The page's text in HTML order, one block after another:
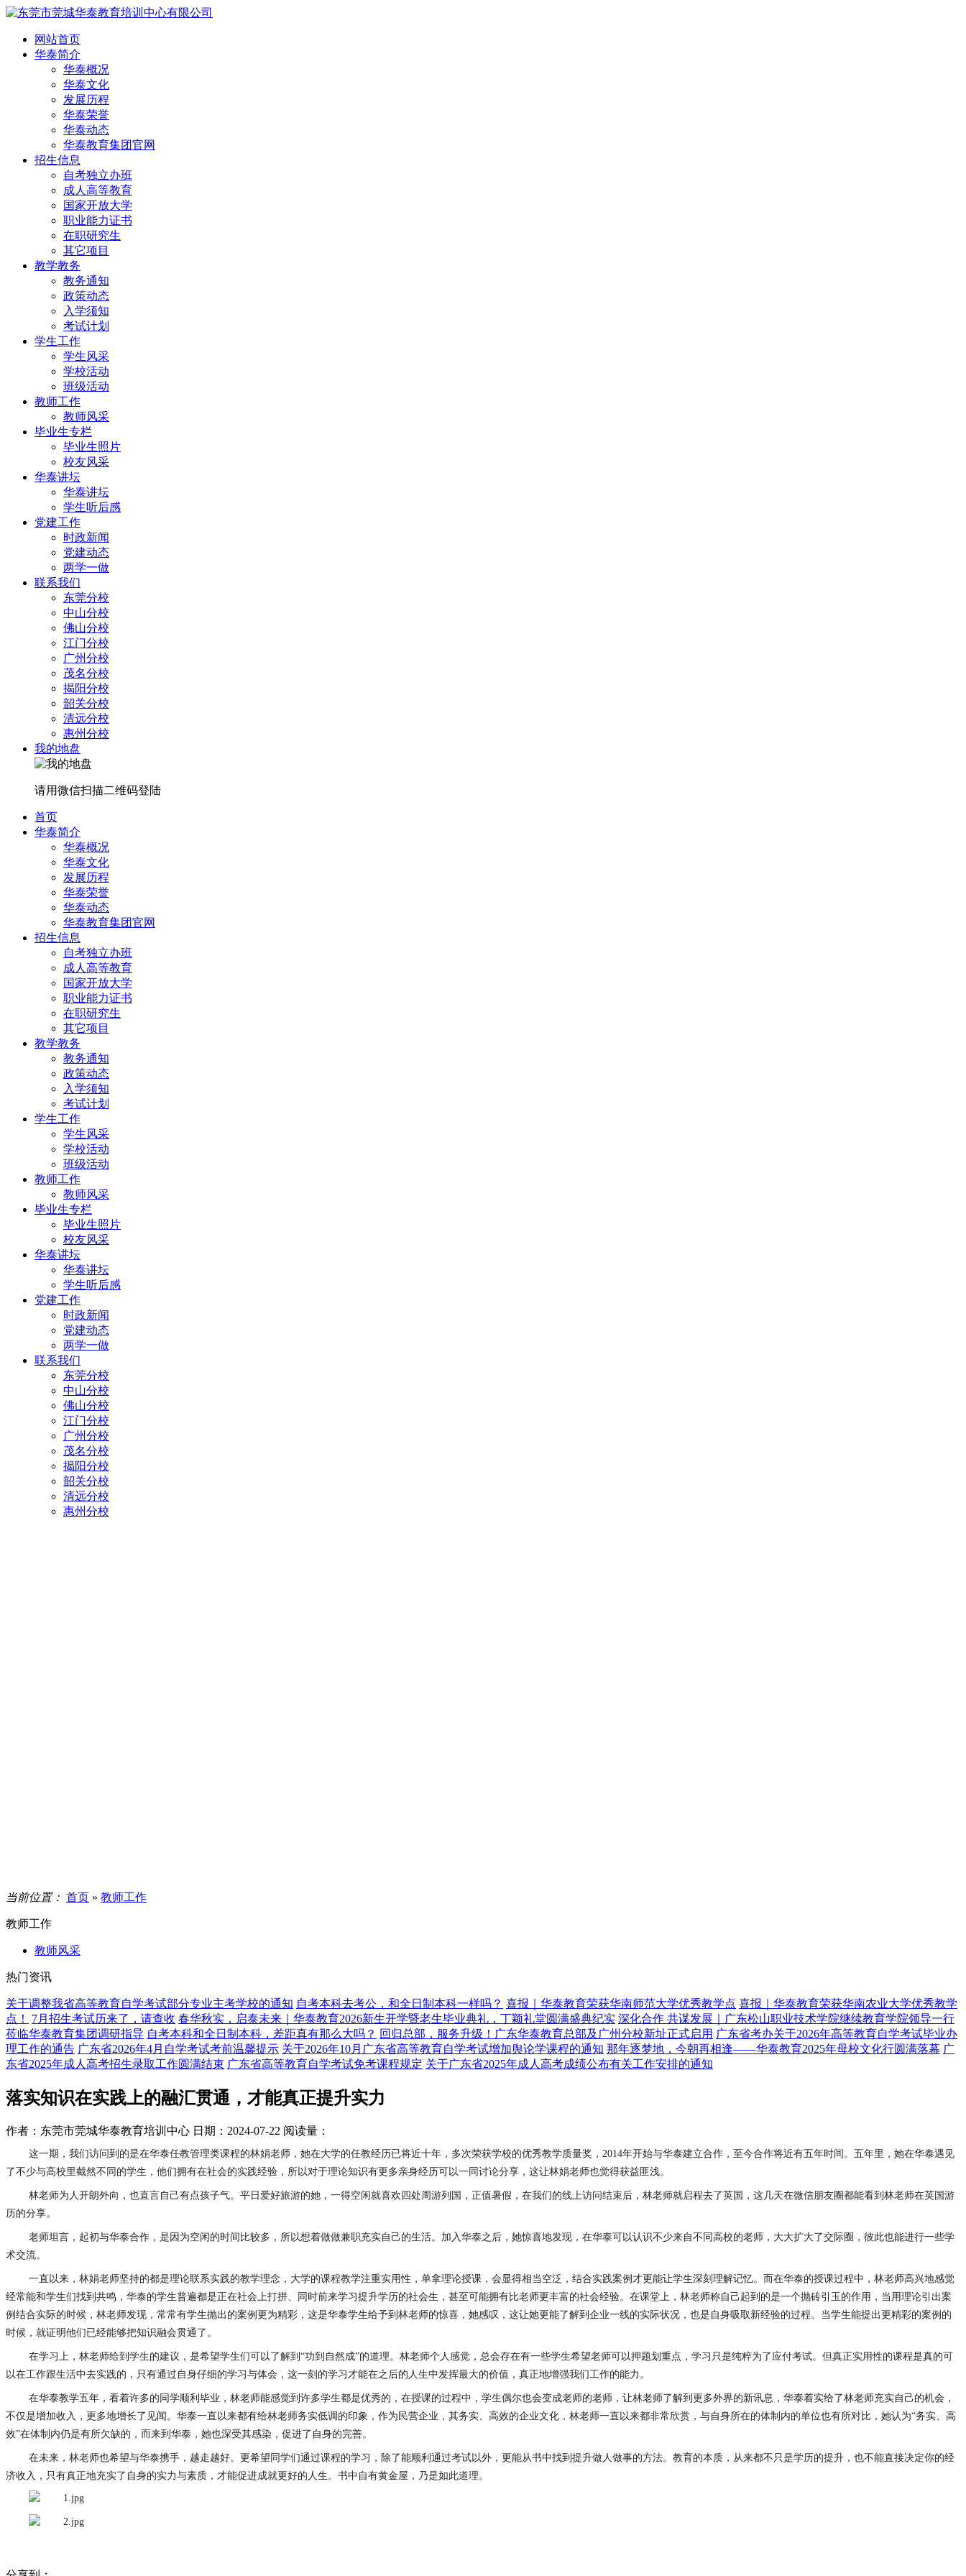
网站首页
华泰简介
华泰概况
华泰文化
发展历程
华泰荣誉
华泰动态
华泰教育集团官网
招生信息
自考独立办班
成人高等教育
国家开放大学
职业能力证书
在职研究生
其它项目
教学教务
教务通知
政策动态
入学须知
考试计划
学生工作
学生风采
学校活动
班级活动
教师工作
教师风采
毕业生专栏
毕业生照片
校友风采
华泰讲坛
华泰讲坛
学生听后感
党建工作
时政新闻
党建动态
两学一做
联系我们
东莞分校
中山分校
佛山分校
江门分校
广州分校
茂名分校
揭阳分校
韶关分校
清远分校
惠州分校
我的地盘
请用微信扫描二维码登陆
首页
华泰简介
华泰概况
华泰文化
发展历程
华泰荣誉
华泰动态
华泰教育集团官网
招生信息
自考独立办班
成人高等教育
国家开放大学
职业能力证书
在职研究生
其它项目
教学教务
教务通知
政策动态
入学须知
考试计划
学生工作
学生风采
学校活动
班级活动
教师工作
教师风采
毕业生专栏
毕业生照片
校友风采
华泰讲坛
华泰讲坛
学生听后感
党建工作
时政新闻
党建动态
两学一做
联系我们
东莞分校
中山分校
佛山分校
江门分校
广州分校
茂名分校
揭阳分校
韶关分校
清远分校
惠州分校
当前位置： 首页 » 教师工作
教师工作
教师风采
热门资讯
关于调整我省高等教育自学考试部分专业主考学校的通知 自考本科去考公，和全日制本科一样吗？ 喜报｜华泰教育荣获华南师范大学优秀教学点 喜报｜华泰教育荣获华南农业大学优秀教学
点！
7月招生考试历来了，请查收 春华秋实，启泰未来｜华泰教育2026新生开学暨老生毕业典礼，丁颖礼堂圆满盛典纪实 深化合作 共谋发展｜广东松山职业技术学院继续教育学院领导一行
莅临华泰教育集团调研指导 自考本科和全日制本科，差距真有那么大吗？ 回归总部，服务升级！广东华泰教育总部及广州分校新址正式启用 广东省考办关于2026年高等教育自学考试毕业办
理工作的通告 广东省2026年4月自学考试考前温馨提示 关于2026年10月广东省高等教育自学考试增加舆论学课程的通知 那年逐梦地，今朝再相逢——华泰教育2025年母校文化行圆满落幕 广
东省2025年成人高考招生录取工作圆满结束 广东省高等教育自学考试免考课程规定 关于广东省2025年成人高考成绩公布有关工作安排的通知
落实知识在实践上的融汇贯通，才能真正提升实力
作者：东莞市莞城华泰教育培训中心 日期：2024-07-22 阅读量：
这一期，我们访问到的是在华泰任教管理类课程的林娟老师，她在大学的任教经历已将近十年，多次荣获学校的优秀教学质量奖， 2014年开始与华泰建立合作，至今合作将近有五年时间。五年里，她在华泰遇见
了不少与高校里截然不同的学生，他们拥有在社会的实践经验，所以对于理论知识有更多亲身经历可以一同讨论分享，这让林娟老师也觉得获益匪浅。
林老师为人开朗外向，也直言自己有点孩子气。平日爱好旅游的她，一得空闲就喜欢四处周游列国，正值暑假，在我们的线上访问结束后，林老师就启程去了英国，这几天在微信朋友圈都能看到林老师在英国游
历的分享。
老师坦言，起初与华泰合作，是因为空闲的时间比较多，所以想着做做兼职充实自己的生活。加入华泰之后，她惊喜地发现，在华泰可以认识不少来自不同高校的老师，大大扩大了交际圈，彼此也能进行一些学
术交流。
一直以来，林娟老师坚持的都是理论联系实践的教学理念，大学的课程教学注重实用性，单拿理论授课，会显得相当空泛，结合实践案例才更能让学生深刻理解记忆。而在华泰的授课过程中，林老师高兴地感觉
经常能和学生们找到共鸣，华泰的学生普遍都是正在社会上打拼、同时前来学习提升学历的社会生，甚至可能拥有比老师更丰富的社会经验。在课堂上，林老师称自己起到的是一个抛砖引玉的作用，当用理论引出案
例结合实际的时候，林老师发现，常常有学生抛出的案例更为精彩，这是华泰学生给予到林老师的惊喜，她感叹，这让她更能了解到企业一线的实际状况，也是自身吸取新经验的过程。当学生能提出更精彩的案例的
时候，就证明他们已经能够把知识融会贯通了。
在学习上，林老师给到学生的建议，是希望学生们可以了解到“功到自然成”的道理。林老师个人感觉，总会存在有一些学生希望老师可以押题划重点，学习只是纯粹为了应付考试。但真正实用性的课程是真的可
以在工作跟生活中去实践的，只有通过自身仔细的学习与体会，这一刻的学习才能在之后的人生中发挥最大的价值，真正地增强我们工作的能力。
在华泰教学五年，看着许多的同学顺利毕业，林老师能感觉到许多学生都是优秀的，在授课的过程中，学生偶尔也会变成老师的老师，让林老师了解到更多外界的新讯息，华泰着实给了林老师充实自己的机会，
不仅是增加收入，更多地增长了见闻。华泰一直以来都有给林老师务实低调的印象，作为民营企业，其务实、高效的企业文化，林老师一直以来都非常欣赏，与自身所在的体制内的单位也有所对比，她认为“务实、高
效”在体制内仍是有所欠缺的，而来到华泰，她也深受其感染，促进了自身的完善。
在未来，林老师也希望与华泰携手，越走越好。更希望同学们通过课程的学习，除了能顺利通过考试以外，更能从书中找到提升做人做事的方法。教育的本质，从来都不只是学历的提升，也不能直接决定你的经
济收入，只有真正地充实了自身的实力与素质，才能促进成就更好的人生。书中自有黄金屋，乃是如此道理。